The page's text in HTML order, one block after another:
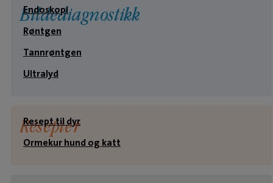
Bildediagnostikk
Endoskopi
Røntgen
Tannrøntgen
Ultralyd
Resepter
Resept til dyr
Ormekur hund og katt